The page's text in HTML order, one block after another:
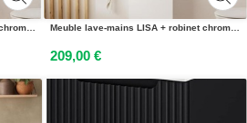
Meuble lave-mains LISA + robinet chromé + miroir rectangulaire Meuble lave-mains LISA + robinet chromé + miroir rectangulaire
209,00 €